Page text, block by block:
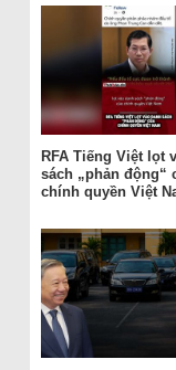
RFA Tiếng Việt lọt
sách „phản động“
chính quyền Việt